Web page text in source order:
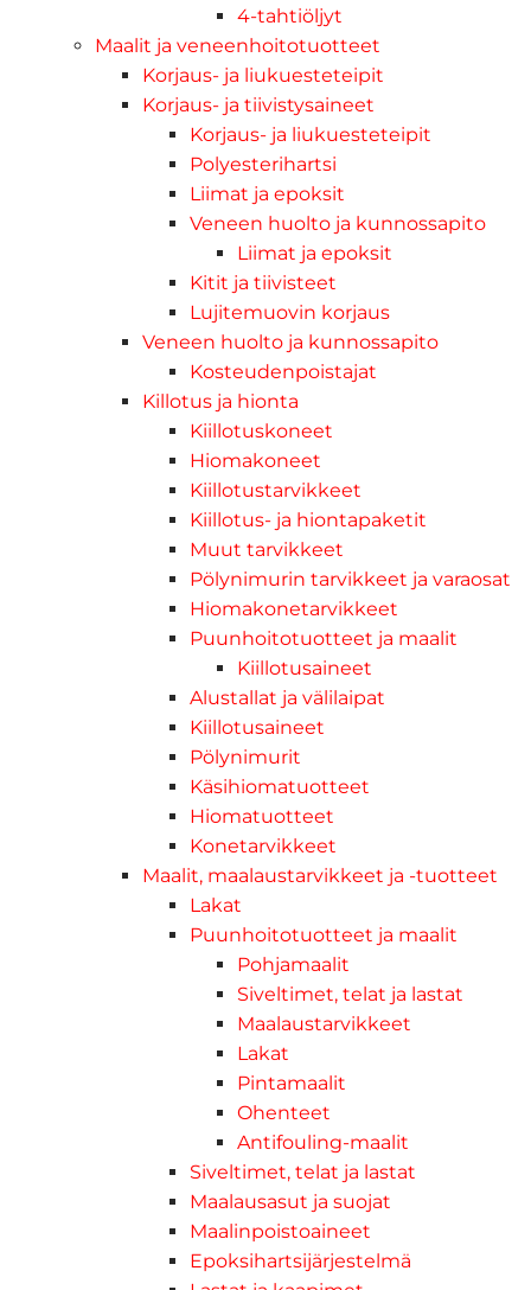
4-tahtiöljyt
Maalit ja veneenhoitotuotteet
Korjaus- ja liukuesteteipit
Korjaus- ja tiivistysaineet
Korjaus- ja liukuesteteipit
Polyesterihartsi
Liimat ja epoksit
Veneen huolto ja kunnossapito
Liimat ja epoksit
Kitit ja tiivisteet
Lujitemuovin korjaus
Veneen huolto ja kunnossapito
Kosteudenpoistajat
Killotus ja hionta
Kiillotuskoneet
Hiomakoneet
Kiillotustarvikkeet
Kiillotus- ja hiontapaketit
Muut tarvikkeet
Pölynimurin tarvikkeet ja varaosat
Hiomakonetarvikkeet
Puunhoitotuotteet ja maalit
Kiillotusaineet
Alustallat ja välilaipat
Kiillotusaineet
Pölynimurit
Käsihiomatuotteet
Hiomatuotteet
Konetarvikkeet
Maalit, maalaustarvikkeet ja -tuotteet
Lakat
Puunhoitotuotteet ja maalit
Pohjamaalit
Siveltimet, telat ja lastat
Maalaustarvikkeet
Lakat
Pintamaalit
Ohenteet
Antifouling-maalit
Siveltimet, telat ja lastat
Maalausasut ja suojat
Maalinpoistoaineet
Epoksihartsijärjestelmä